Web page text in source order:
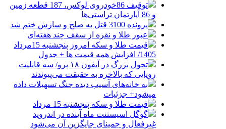
توقیف 86خودروی لوکس، 187 قطعه زمین
و 86 آپارتمان تراستی‌ها
پرونده 3100 قتل به صلح و سازش ختم شد
عبور طلا و نقره از سقف چند هفته‌ای
قیمت طلا و سکه امروز پنجشنبه 15مرداد
1405/ افزایش همه قیمت ها + جدول
تحول بزرگ در آیفون ۱۸ پرو/ سه قابلیت
رویایی که بالاخره به حقیقت می‌پیوندند
به خانه‌های آسیب دیده جنگ تسهیلات داده
میشود+ جزئیات
قیمت طلا و سکه پنجشنبه 15 مرداد
گوگل اسیستنت ماه آینده در اندروید
غیرفعال و جمینای جایگزین آن می‌شود